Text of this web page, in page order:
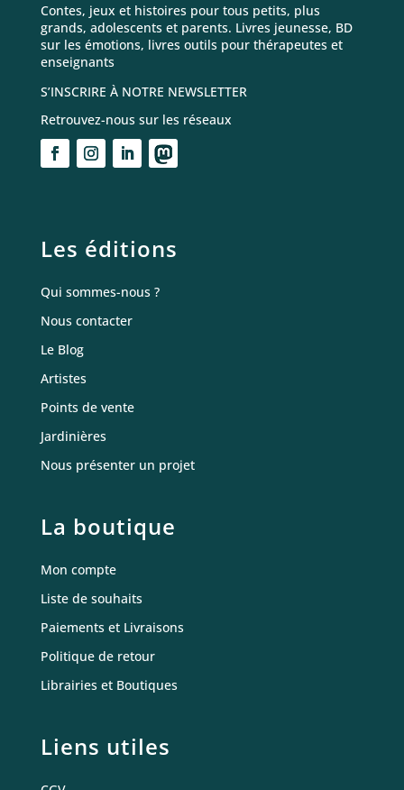
Contes, jeux et histoires pour tous petits, plus
grands, adolescents et parents. Livres jeunesse, BD
sur les émotions, livres outils pour thérapeutes et
enseignants
S’INSCRIRE À NOTRE NEWSLETTER
Retrouvez-nous sur les réseaux
Les éditions
Qui sommes-nous ?
Nous contacter
Le Blog
Artistes
Points de vente
Jardinières
Nous présenter un projet
La boutique
Mon compte
Liste de souhaits
Paiements et Livraisons
Politique de retour
Librairies et Boutiques
Liens utiles